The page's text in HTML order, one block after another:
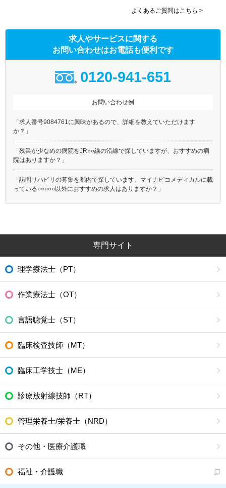
よくあるご質問はこちら >
求人やサービスに関する
お問い合わせはお電話も便利です
0120-941-651
お問い合わせ例
「求人番号9084761に興味があるので、詳細を教えていただけます
か？」
「残業が少なめの病院をJR○○線の沿線で探していますが、おすすめの病
院はありますか？」
「訪問リハビリの募集を都内で探しています。マイナビコメディカルに載
っている○○○○○以外におすすめの求人はありますか？」
専門サイト
理学療法士（PT）
作業療法士（OT）
言語聴覚士（ST）
臨床検査技師（MT）
臨床工学技士（ME）
診療放射線技師（RT）
管理栄養士/栄養士（NRD）
その他・医療介護職
福祉・介護職